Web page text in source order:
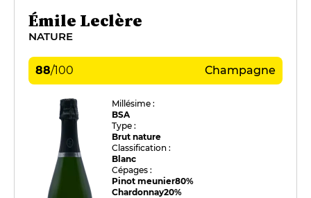
Émile Leclère
NATURE
88/100 Champagne
Millésime :
BSA
Type :
Brut nature
Classification :
Blanc
Cépages :
Pinot meunier80%
Chardonnay20%